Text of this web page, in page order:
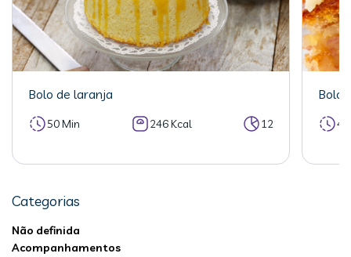
Bolo de laranja
50 Min 246 Kcal 12
Bolo
Categorias
Não definida
Acompanhamentos